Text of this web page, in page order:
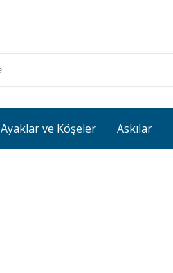
Ayaklar ve Köşeler Askılar